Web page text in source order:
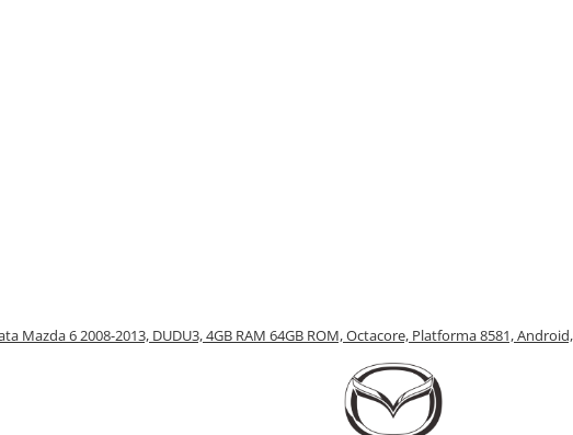
Mazda 6 2008-2013, DUDU3, 4GB RAM 64GB ROM, Octacore, Platforma 8581,